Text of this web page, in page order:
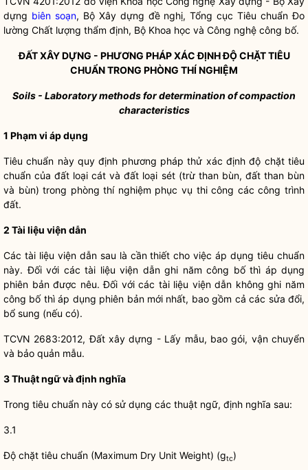
dựng biên soạn, Bộ Xây dựng đề nghị, Tổng cục Tiêu chuẩn Đo
lường Chất lượng thẩm định, Bộ Khoa học và Công nghệ công bố.
ĐẤT XÂY DỰNG - PHƯƠNG PHÁP XÁC ĐỊNH ĐỘ CHẶT TIÊU
CHUẨN TRONG PHÒNG THÍ NGHIỆM
Soils - Laboratory methods for determination of compaction
characteristics
1 Phạm vi áp dụng
Tiêu chuẩn này quy định phương pháp thử xác định độ chặt tiêu
chuẩn của đất loại cát và đất loại sét (trừ than bùn, đất than bùn
và bùn) trong phòng thí nghiệm phục vụ thi công các công trình
đất.
2 Tài liệu viện dẫn
Các tài liệu viện dẫn sau là cần thiết cho việc áp dụng tiêu chuẩn
này. Đối với các tài liệu viện dẫn ghi năm công bố thì áp dụng
phiên bản được nêu. Đối với các tài liệu viện dẫn không ghi năm
công bố thì áp dụng phiên bản mới nhất, bao gồm cả các sửa đổi,
bổ sung (nếu có).
TCVN 2683:2012, Đất xây dựng - Lấy mẫu, bao gói, vận chuyển
và bảo quản mẫu.
3 Thuật ngữ và định nghĩa
Trong tiêu chuẩn này có sử dụng các thuật ngữ, định nghĩa sau:
3.1
Độ chặt tiêu chuẩn (Maximum Dry Unit Weight) (gtc)